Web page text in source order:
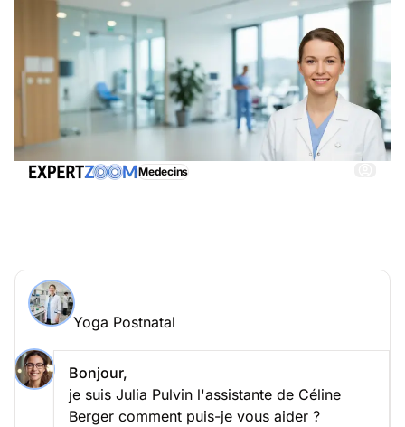
Medecins
Posez votre question à Céline Berger
Yoga Postnatal
Bonjour,
je suis Julia Pulvin l'assistante de Céline
Berger comment puis-je vous aider ?